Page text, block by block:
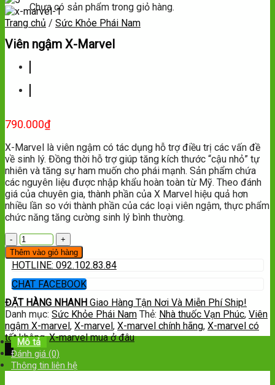
Chưa có sản phẩm trong giỏ hàng.
Trang chủ / Sức Khỏe Phái Nam
Viên ngậm X-Marvel
790.000₫
X-Marvel là viên ngậm có tác dụng hỗ trợ điều trị các vấn đề
về sinh lý. Đồng thời hỗ trợ giúp tăng kích thước “cậu nhỏ” tự
nhiên và tăng sự ham muốn cho phái mạnh. Sản phẩm chứa
các nguyên liệu được nhập khẩu hoàn toàn từ Mỹ. Theo đánh
giá của chuyên gia, thành phần của X Marvel hiệu quả hơn
nhiều lần so với thành phần của các loại viên ngậm, thực phẩm
chức năng tăng cường sinh lý bình thường.
Thêm vào giỏ hàng
HOTLINE: 092.102.83.84
CHAT FACEBOOK
ĐẶT HÀNG NHANH Giao Hàng Tận Nơi Và Miễn Phí Ship!
Danh mục: Sức Khỏe Phái Nam Thẻ: Nhà thuốc Vạn Phúc, Viên
ngậm X-marvel , X-marvel , X-marvel chính hãng, X-marvel có
tốt không,X-marvel mua ở đâu
Mô tả
Đánh giá (0)
Thông tin liên hệ